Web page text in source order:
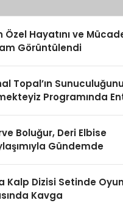
Özel Hayatını ve
Görüntülendi
Topal’ın
Programında
Boluğur, Deri Elbise
Gündemde
Kalp Dizisi Setinde
Kavga